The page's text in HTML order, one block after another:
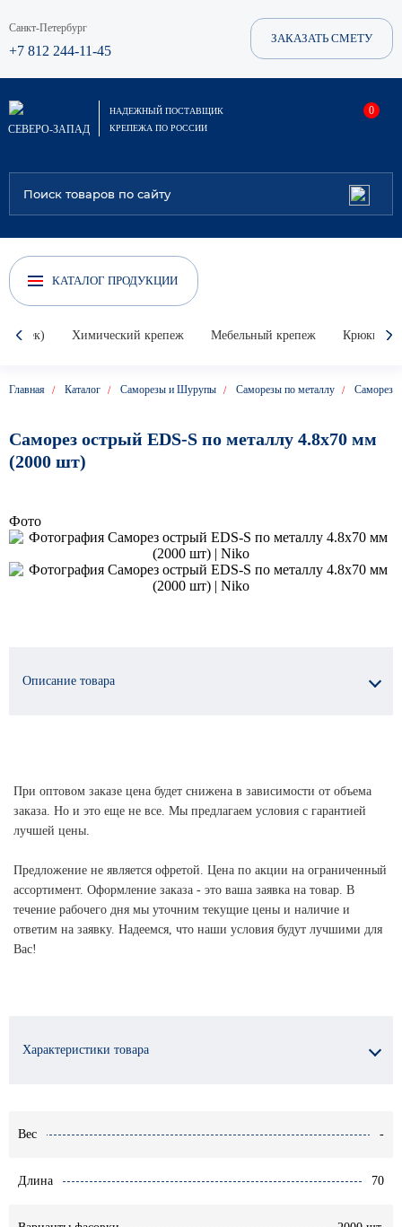
Санкт-Петербург
+7 812 244-11-45
ЗАКАЗАТЬ СМЕТУ
СЕВЕРО-ЗАПАД
НАДЕЖНЫЙ ПОСТАВЩИК
КРЕПЕЖА ПО РОССИИ
0
КАТАЛОГ ПРОДУКЦИИ
Химический крепеж Мебельный крепеж Крюки,
Главная Каталог Саморезы и Шурупы Саморезы по металлу Саморез
Саморез острый EDS-S по металлу 4.8х70 мм
(2000 шт)
Фото
Описание товара
При оптовом заказе цена будет снижена в зависимости от объема
заказа. Но и это еще не все. Мы предлагаем условия с гарантией
лучшей цены.
Предложение не является офретой. Цена по акции на ограниченный
ассортимент. Оформление заказа - это ваша заявка на товар. В
течение рабочего дня мы уточним текущие цены и наличие и
ответим на заявку. Надеемся, что наши условия будут лучшими для
Вас!
Характеристики товара
Вес -
Длина 70